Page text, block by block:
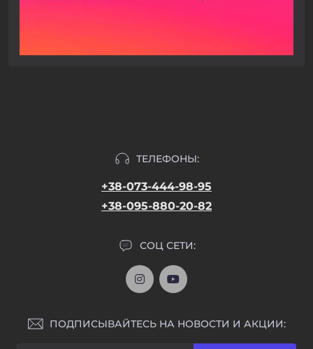
ТЕЛЕФОНЫ:
+38-073-444-98-95
+38-095-880-20-82
СОЦ СЕТИ:
ПОДПИСЫВАЙТЕСЬ НА НОВОСТИ И АКЦИИ: